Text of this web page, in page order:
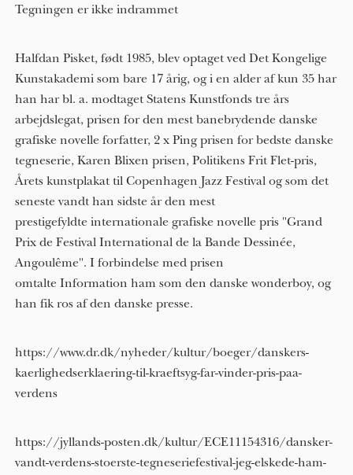
Tegningen er ikke indrammet
Halfdan Pisket, født 1985, blev optaget ved Det Kongelige
Kunstakademi som bare 17 årig, og i en alder af kun 3​5​ har
han har bl. a. modtaget Statens Kunstfonds tre års
arbejdslegat, prisen for den mest banebrydende danske
grafiske novelle forfatter, 2 x Ping prisen for bedste danske
tegneserie, Karen Blixen prisen, Politikens Frit Flet-pris,
Årets kunstplakat til Copenhagen Jazz Festival og som det
seneste vandt han sidste år den mest
prestigefyldte internationale grafiske novelle pris "Grand
Prix de Festival International de la Bande Dessinée,
Angoulême". I forbindelse med prisen
omtalte Information ham som den danske wonderboy, og
han fik ros af den danske presse.
https://www.dr.dk/nyheder/kultur/boeger/danskers-
kaerlighedserklaering-til-kraeftsyg-far-vinder-pris-paa-
verdens
https://jyllands-posten.dk/kultur/ECE11154316/dansker-
vandt-verdens-stoerste-tegneseriefestival-jeg-elskede-ham-